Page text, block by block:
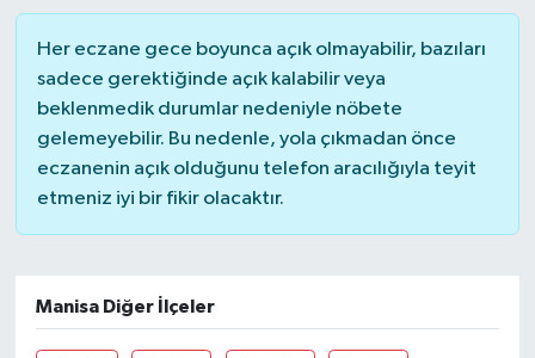
Her eczane gece boyunca açık olmayabilir, bazıları
sadece gerektiğinde açık kalabilir veya
beklenmedik durumlar nedeniyle nöbete
gelemeyebilir. Bu nedenle, yola çıkmadan önce
eczanenin açık olduğunu telefon aracılığıyla teyit
etmeniz iyi bir fikir olacaktır.
Manisa Diğer İlçeler